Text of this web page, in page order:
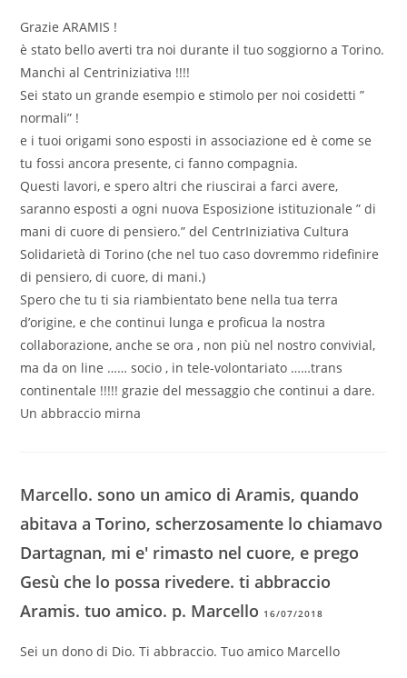
Grazie ARAMIS !
è stato bello averti tra noi durante il tuo soggiorno a Torino.
Manchi al Centriniziativa !!!!
Sei stato un grande esempio e stimolo per noi cosidetti ”
normali” !
e i tuoi origami sono esposti in associazione ed è come se
tu fossi ancora presente, ci fanno compagnia.
Questi lavori, e spero altri che riuscirai a farci avere,
saranno esposti a ogni nuova Esposizione istituzionale ” di
mani di cuore di pensiero.” del CentrIniziativa Cultura
Solidarietà di Torino (che nel tuo caso dovremmo ridefinire
di pensiero, di cuore, di mani.)
Spero che tu ti sia riambientato bene nella tua terra
d’origine, e che continui lunga e proficua la nostra
collaborazione, anche se ora , non più nel nostro convivial,
ma da on line …… socio , in tele-volontariato ……trans
continentale !!!!! grazie del messaggio che continui a dare.
Un abbraccio mirna
Marcello. sono un amico di Aramis, quando
abitava a Torino, scherzosamente lo chiamavo
Dartagnan, mi e' rimasto nel cuore, e prego
Gesù che lo possa rivedere. ti abbraccio
Aramis. tuo amico. p. Marcello 16/07/2018
Sei un dono di Dio. Ti abbraccio. Tuo amico Marcello